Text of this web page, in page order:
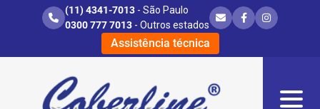
(11) 4341-7013 - São Paulo
0300 777 7013 - Outros estados
Assistência técnica